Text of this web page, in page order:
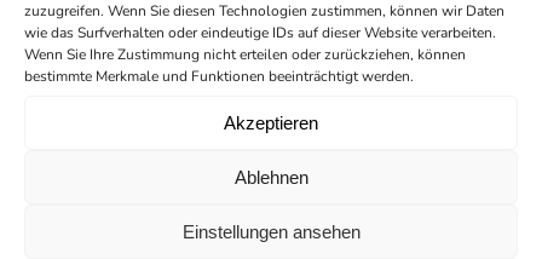
zuzugreifen. Wenn Sie diesen Technologien zustimmen, können wir Daten
wie das Surfverhalten oder eindeutige IDs auf dieser Website verarbeiten.
Wenn Sie Ihre Zustimmung nicht erteilen oder zurückziehen, können
bestimmte Merkmale und Funktionen beeinträchtigt werden.
Akzeptieren
Ablehnen
Einstellungen ansehen
Gewebetransplantation